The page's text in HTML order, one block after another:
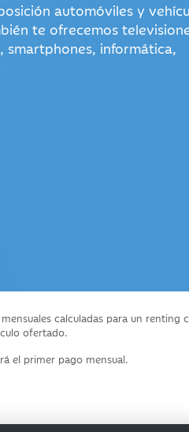
automóviles y
te ofrecemos
smartphones, informática,
calculadas para un renting
ofertado.
el primer pago mensual.